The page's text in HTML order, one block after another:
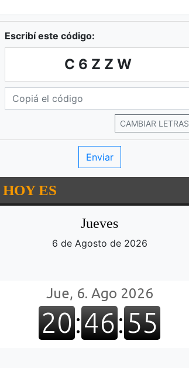
Escribí este código:
C6ZZW
CAMBIAR LETRAS
HOY ES
Jueves
6 de Agosto de 2026